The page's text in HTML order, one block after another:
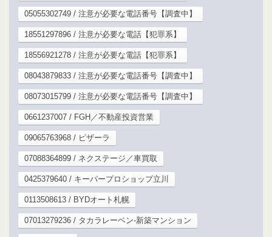
05055302749 / 注意が必要な電話番号【調査中】
18551297896 / 注意が必要な電話【犯罪系】
18556921278 / 注意が必要な電話【犯罪系】
08043879833 / 注意が必要な電話番号【調査中】
08073015799 / 注意が必要な電話番号【調査中】
0661237007 / FGH／不動産投資営業
09065763968 / ピザーラ
07088364899 / ネクステージ／車買取
0425379640 / キーパープロショップ立川
0113508613 / BYDオート札幌
07013279236 / タカラレーベン-新築マンション